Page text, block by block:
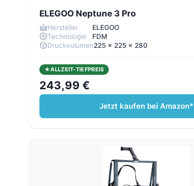
ELEGOO Neptune 3 Pro
Hersteller
ELEGOO
Technologie
FDM
Druckvolumen225 x 225 x 280
ALLZEIT-TIEFPREIS
243,99 €
Jetzt kaufen bei Amazon*